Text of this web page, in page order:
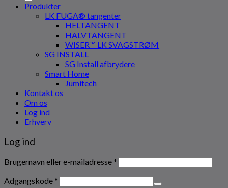
Produkter
LK FUGA® tangenter
HELTANGENT
HALVTANGENT
WISER™ LK SVAGSTRØM
SG INSTALL
SG Install afbrydere
Smart Home
Jumitech
Kontakt os
Om os
Log ind
Erhverv
Log ind
Brugernavn eller e-mailadresse *
Adgangskode *